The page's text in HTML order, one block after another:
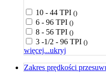
10 - 44 TPI ()
6 - 96 TPI ()
8 - 56 TPI ()
3 -1/2 - 96 TPI ()
więcej...ukryj
Zakres prędkości